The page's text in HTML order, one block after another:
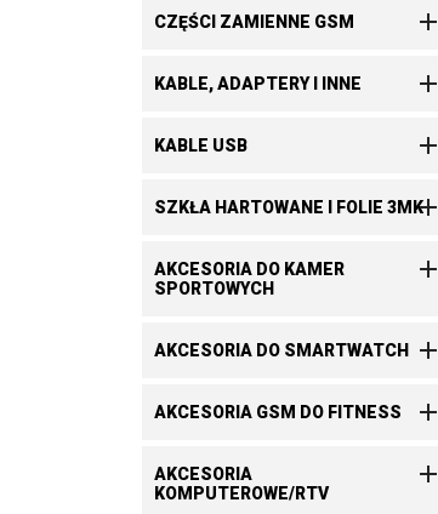
CZĘŚCI ZAMIENNE GSM 
KABLE, ADAPTERY I INNE 
KABLE USB 
SZKŁA HARTOWANE I FOLIE 3MK
AKCESORIA DO KAMER
SPORTOWYCH

AKCESORIA DO SMARTWATCH 
AKCESORIA GSM DO FITNESS 
AKCESORIA
KOMPUTEROWE/RTV
